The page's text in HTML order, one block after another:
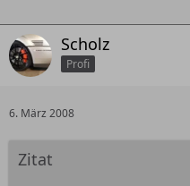
Scholz
Profi
6. März 2008
Zitat